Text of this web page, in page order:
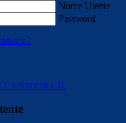
Nome Utente
Password
Entra con CIE